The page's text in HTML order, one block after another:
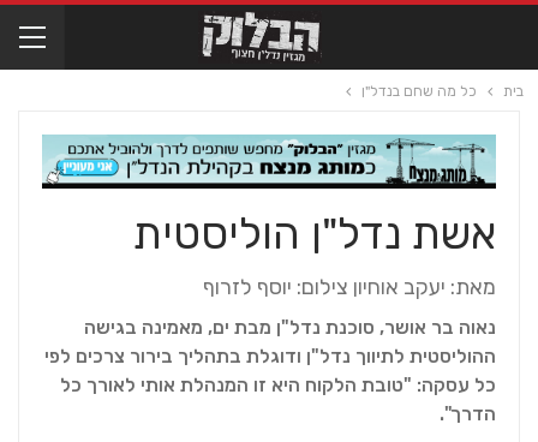
בית כל מה שחם בנדל"ן
אשת נדל"ן הוליסטית
מאת: יעקב אוחיון צילום: יוסף לזרוף
נאוה בר אושר, סוכנת נדל"ן מבת ים, מאמינה בגישה
ההוליסטית לתיווך נדל"ן ודוגלת בתהליך בירור צרכים לפי
כל עסקה: "טובת הלקוח היא זו המנהלת אותי לאורך כל
הדרך".